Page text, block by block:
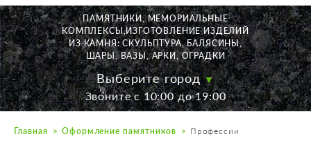
АКЦИИ
ДОСТАВКА
КОНТАКТЫ
K2532513@yandex.ru
ПАМЯТНИКИ, МЕМОРИАЛЬНЫЕ
КОМПЛЕКСЫ,ИЗГОТОВЛЕНИЕ ИЗДЕЛИЙ
ИЗ КАМНЯ: СКУЛЬПТУРА, БАЛЯСИНЫ,
ШАРЫ, ВАЗЫ, АРКИ, ОГРАДКИ
Выберите город
Звоните с 10:00 до 19:00
Главная Оформление памятников Профессии